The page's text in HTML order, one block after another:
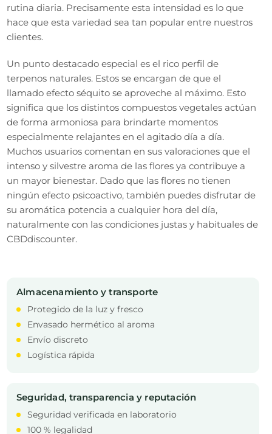
rutina diaria. Precisamente esta intensidad es lo que
hace que esta variedad sea tan popular entre nuestros
clientes.
Un punto destacado especial es el rico perfil de
terpenos naturales. Estos se encargan de que el
llamado efecto séquito se aproveche al máximo. Esto
significa que los distintos compuestos vegetales actúan
de forma armoniosa para brindarte momentos
especialmente relajantes en el agitado día a día.
Muchos usuarios comentan en sus valoraciones que el
intenso y silvestre aroma de las flores ya contribuye a
un mayor bienestar. Dado que las flores no tienen
ningún efecto psicoactivo, también puedes disfrutar de
su aromática potencia a cualquier hora del día,
naturalmente con las condiciones justas y habituales de
CBDdiscounter.
Almacenamiento y transporte
Protegido de la luz y fresco
Envasado hermético al aroma
Envío discreto
Logística rápida
Seguridad, transparencia y reputación
Seguridad verificada en laboratorio
100 % legalidad